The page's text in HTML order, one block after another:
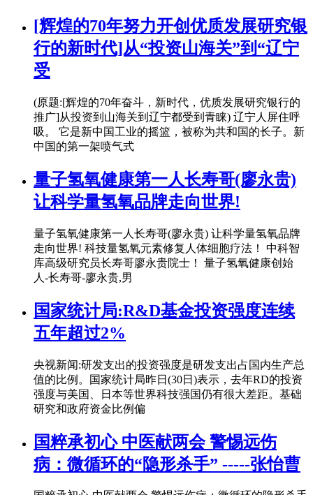
[辉煌的70年努力开创优质发展研究银
行的新时代]从“投资山海关”到“辽宁
受
(原题:[辉煌的70年奋斗，新时代，优质发展研究银行的
推广]从投资到山海关到辽宁都受到青睐) 辽宁人屏住呼
吸。 它是新中国工业的摇篮，被称为共和国的长子。新
中国的第一架喷气式
量子氢氧健康第一人长寿哥(廖永贵)
让科学量氢氧品牌走向世界!
量子氢氧健康第一人长寿哥(廖永贵) 让科学量氢氧品牌
走向世界! 科技量氢氧元素修复人体细胞疗法！ 中科智
库高级研究员长寿哥廖永贵院士！ 量子氢氧健康创始
人-长寿哥-廖永贵,男
国家统计局:R&D基金投资强度连续
五年超过2%
央视新闻:研发支出的投资强度是研发支出占国内生产总
值的比例。国家统计局昨日(30日)表示，去年RD的投资
强度与美国、日本等世界科技强国仍有很大差距。基础
研究和政府资金比例偏
国粹承初心 中医献两会 警惕远伤
病：微循环的“隐形杀手” -----张怡曹